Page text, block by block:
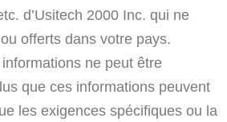
d’Usitech 2000 Inc. qui ne
offerts dans votre pays.
informations ne peut être
que ces informations peuvent
les exigences spécifiques ou la